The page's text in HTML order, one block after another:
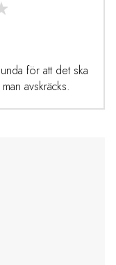
för att det ska
avskräcks.